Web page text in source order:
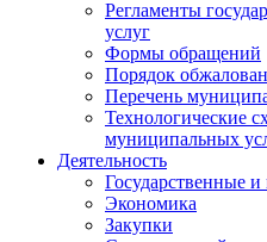
Регламенты
услуг
Формы обращений
Порядок
Перечень
Технологические
муниципальных
Деятельность
Государственные
Экономика
Закупки